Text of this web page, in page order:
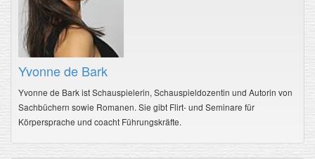
Yvonne de Bark
Yvonne de Bark ist Schauspielerin, Schauspieldozentin und Autorin von
Sachbüchern sowie Romanen. Sie gibt Flirt- und Seminare für
Körpersprache und coacht Führungskräfte.